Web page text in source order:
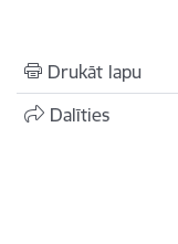
Drukāt lapu
Dalīties